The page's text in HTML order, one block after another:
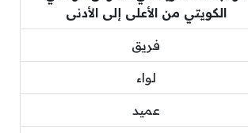
الكويتي من الأعلى إلى الأدنى
فريق
لواء
عميد